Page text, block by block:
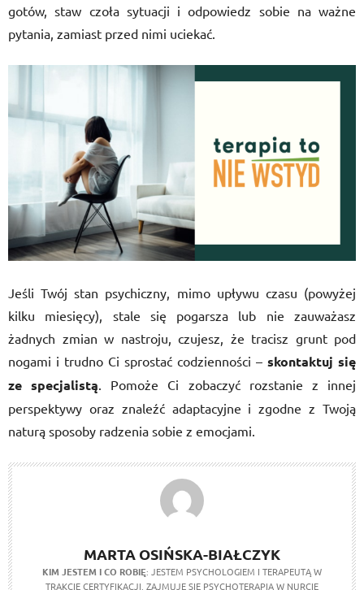
gotów, staw czoła sytuacji i odpowiedz sobie na ważne
pytania, zamiast przed nimi uciekać.
Jeśli Twój stan psychiczny, mimo upływu czasu (powyżej
kilku miesięcy), stale się pogarsza lub nie zauważasz
żadnych zmian w nastroju, czujesz, że tracisz grunt pod
nogami i trudno Ci sprostać codzienności – skontaktuj się
ze specjalistą. Pomoże Ci zobaczyć rozstanie z innej
perspektywy oraz znaleźć adaptacyjne i zgodne z Twoją
naturą sposoby radzenia sobie z emocjami.
MARTA OSIŃSKA-BIAŁCZYK
KIM JESTEM I CO ROBIĘ: JESTEM PSYCHOLOGIEM I TERAPEUTĄ W
TRAKCIE CERTYFIKACJI. ZAJMUJĘ SIĘ PSYCHOTERAPIĄ W NURCIE